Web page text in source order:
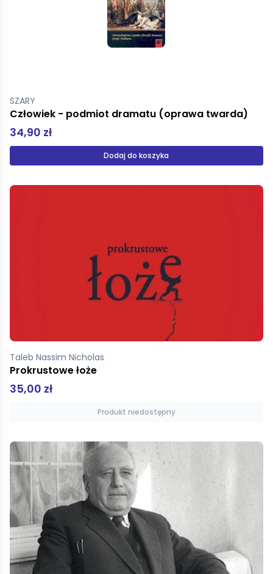
SZARY
Człowiek - podmiot dramatu (oprawa twarda)
34,90 zł
Dodaj do koszyka
Taleb Nassim Nicholas
Prokrustowe łoże
35,00 zł
Produkt niedostępny